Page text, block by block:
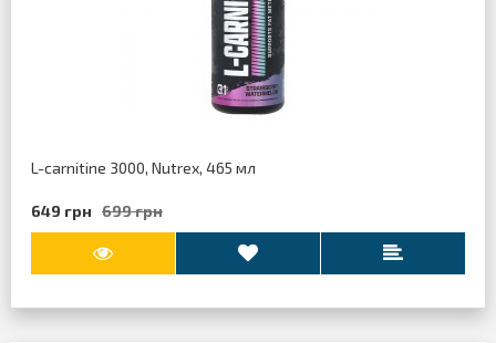
L-carnitine 3000, Nutrex, 465 мл
649 грн 699 грн